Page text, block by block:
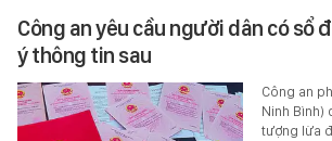
Công an yêu cầu người dân có sổ
ý thông tin sau
Công an
Ninh Bình)
tượng lừa